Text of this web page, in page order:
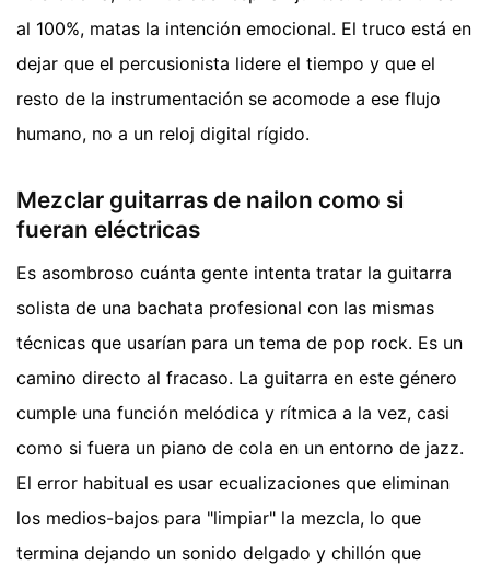
al 100%, matas la intención emocional. El truco está en
dejar que el percusionista lidere el tiempo y que el
resto de la instrumentación se acomode a ese flujo
humano, no a un reloj digital rígido.
Mezclar guitarras de nailon como si
fueran eléctricas
Es asombroso cuánta gente intenta tratar la guitarra
solista de una bachata profesional con las mismas
técnicas que usarían para un tema de pop rock. Es un
camino directo al fracaso. La guitarra en este género
cumple una función melódica y rítmica a la vez, casi
como si fuera un piano de cola en un entorno de jazz.
El error habitual es usar ecualizaciones que eliminan
los medios-bajos para "limpiar" la mezcla, lo que
termina dejando un sonido delgado y chillón que